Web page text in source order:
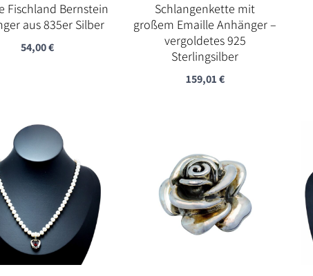
Fischland Bernstein
aus 835er Silber
54,00€
Schlangenkette mit
großem Emaille Anhänger –
vergoldetes 925
Sterlingsilber
159,01€